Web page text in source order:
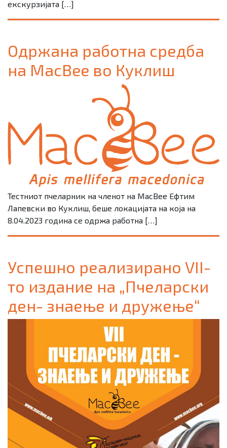
екскурзијата […]
Одржана работна средба
на MacBee во Куклиш
Тестниот пчеларник на членот на MacBee Ефтим
Лапевски во Куклиш, беше локацијата на која на
8.04.2023 година се одржа работна […]
Успешно реализирано VII-
то издание на „Пчеларски
ден- знаење и дружење“